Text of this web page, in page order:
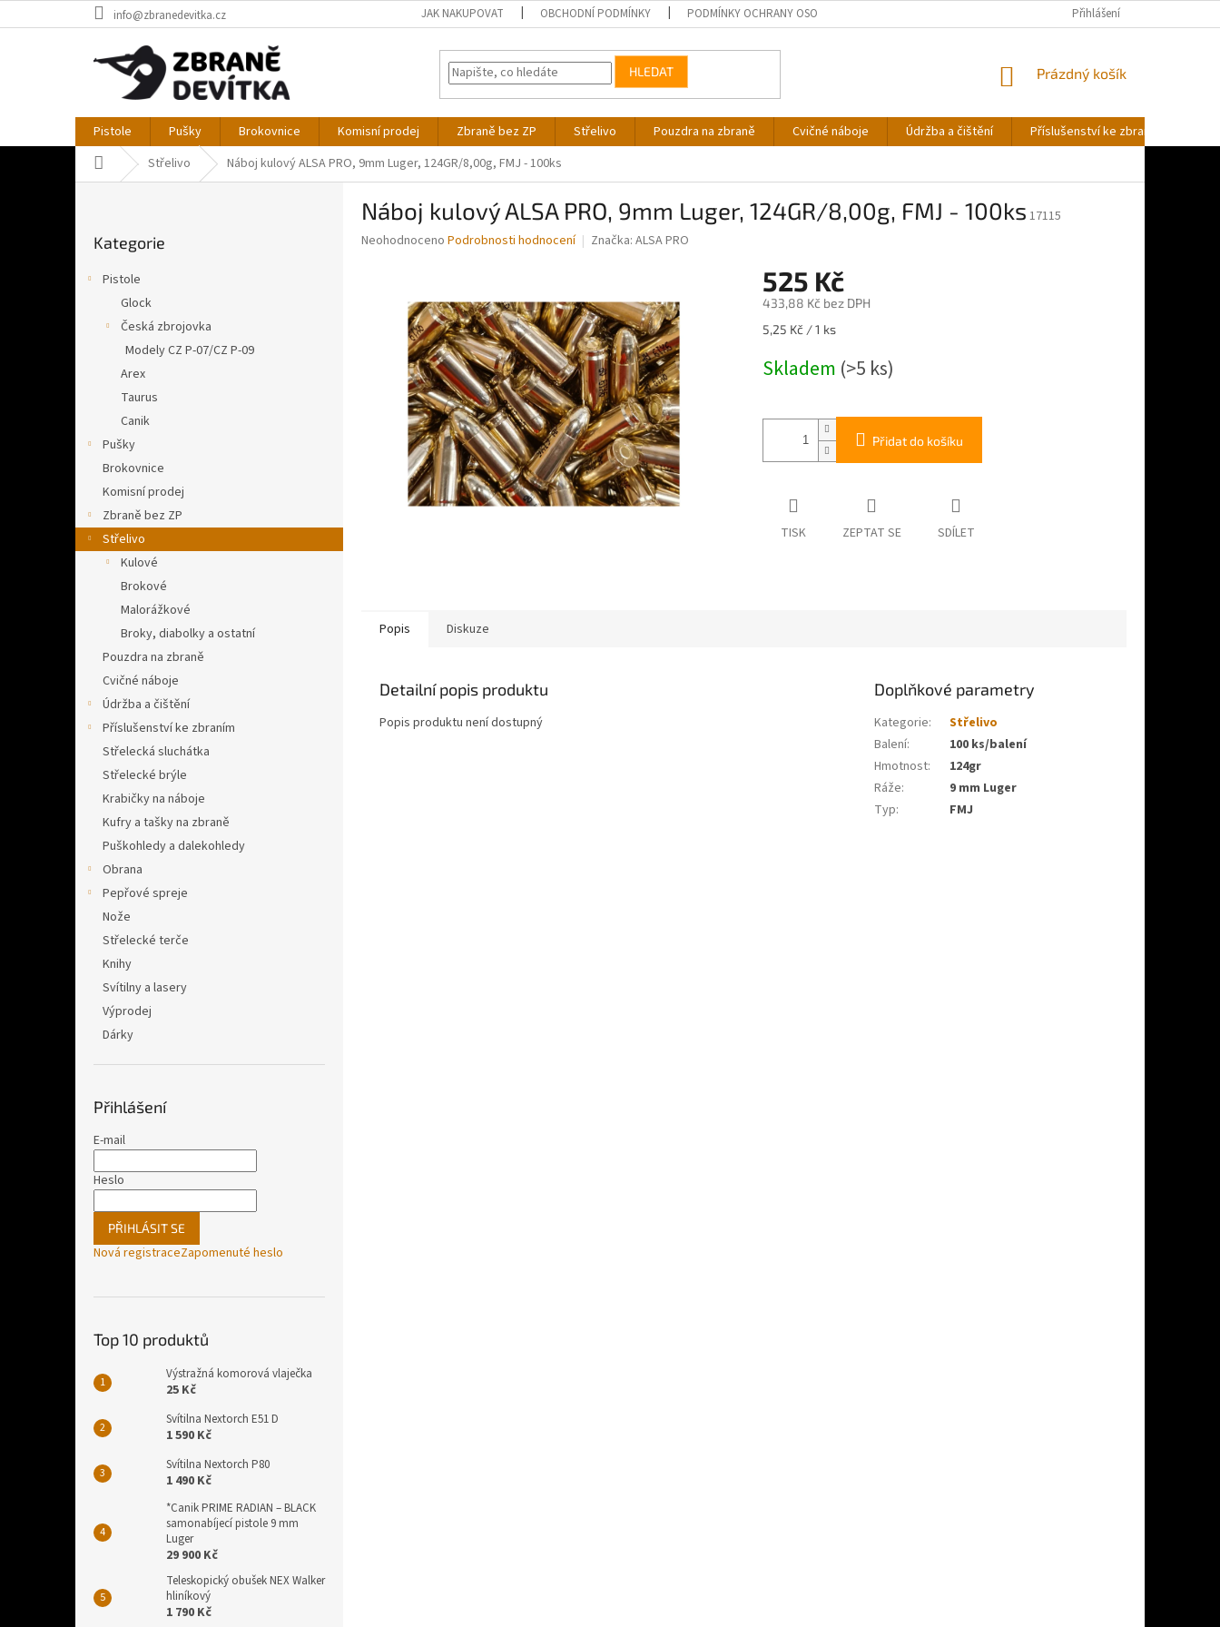
na
info@zbranedevitka.cz JAK NAKUPOVAT OBCHODNÍ PODMÍNKY PODMÍNKY OCHRANY OSOBNÍCH ÚDAJŮ Přihlášení
HLEDAT
NÁKUPNÍ
Prázdný košík
Pistole Pušky Brokovnice Komisní prodej Zbraně bez ZP Střelivo Pouzdra na zbraně Cvičné náboje Údržba a čištění Příslušenství ke zbraním
Domů Střelivo Náboj kulový ALSA PRO, 9mm Luger, 124GR/8,00g, FMJ - 100ks
kategorie
Kategorie
Pistole
Glock
Česká zbrojovka
Modely CZ P-07/CZ P-09
Arex
Taurus
Canik
Pušky
Brokovnice
Komisní prodej
Zbraně bez ZP
Střelivo
Kulové
Brokové
Malorážkové
Broky, diabolky a ostatní
Pouzdra na zbraně
Cvičné náboje
Údržba a čištění
Příslušenství ke zbraním
Střelecká sluchátka
Střelecké brýle
Krabičky na náboje
Kufry a tašky na zbraně
Puškohledy a dalekohledy
Obrana
Pepřové spreje
Nože
Střelecké terče
Knihy
Svítilny a lasery
Výprodej
Dárky
Přihlášení
E-mail
Heslo
PŘIHLÁSIT SE
Nová registraceZapomenuté heslo
Top 10 produktů
Výstražná komorová vlaječka
25 Kč
Svítilna Nextorch E51 D
1 590 Kč
Svítilna Nextorch P80
1 490 Kč
*Canik PRIME RADIAN – BLACK
samonabíjecí pistole 9 mm
Luger
29 900 Kč
Teleskopický obušek NEX Walker
hliníkový
1 790 Kč
Náboj kulový ALSA PRO, 9mm Luger, 124GR/8,00g, FMJ - 100ks 17115
Průměrné
hvězdiček.
Neohodnoceno Podrobnosti hodnocení Značka: ALSA PRO
525 Kč
433,88 Kč bez DPH
Měrná
5,25 Kč / 1 ks
Skladem (>5 ks)
Přidat do košíku
TISK ZEPTAT SE SDÍLET
Popis Diskuze
Detailní popis produktu
Popis produktu není dostupný
Doplňkové parametry
Kategorie:
Střelivo
Balení:
100 ks/balení
Hmotnost:
124gr
Ráže:
9 mm Luger
Typ: FMJ